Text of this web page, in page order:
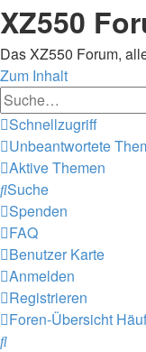
XZ550
Das XZ550 Forum,
Zum Inhalt
Schnellzugriff
Unbeantwortete
Aktive Themen
Suche
Spenden
FAQ
Benutzer Karte
Anmelden
Registrieren
Foren-Übersicht
Suche